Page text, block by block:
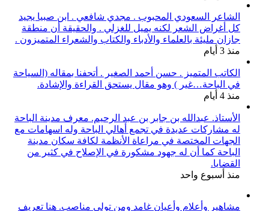
الشاعر السعودي المحبوب . مجدي شافعي . ابن صبيا يجيد
كل أغراض الشعر لكنه يميل للغزلي . والحقيقة أن منطقة
جازان مليئة بالعلماء والأدباء والكتاب والشعراء المتميزون .
منذ 3 أيام
الكاتب المتميز . حسن أحمد الصغير . أتحفنا بمقاله (السياحة
في الباحة…غير ) وهو مقال يستحق القراءة والإشادة.
منذ 4 أيام
الأستاذ. عبدالله بن جابر بن عبد الرحيم. معرف مدينة الباحة
له مشاركات عديدة في تجمع أهالي الباحة وله اسهامات مع
الجهات المختصة في مراعاة الأنظمة لكافة سكان مدينة
الباحة كما أن له جهود مشكورة في الإصلاح في كثير من
القضايا.
منذ أسبوع واحد
مشاهير وأعلام وأعيان غامد ومن تولى مناصب. هنا تعريف